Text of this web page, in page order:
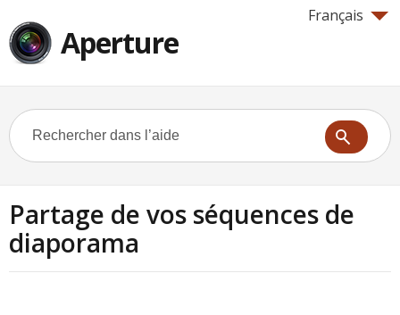
Français
Aperture
Partage de vos séquences de
diaporama